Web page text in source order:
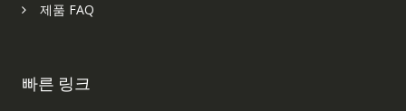
제품 FAQ
빠른 링크